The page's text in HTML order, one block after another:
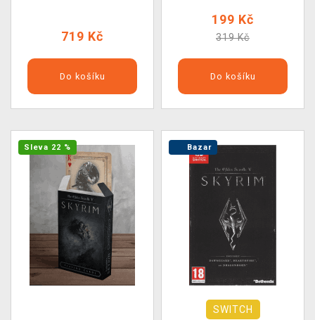
719 Kč
Do košíku
199 Kč
319 Kč
Do košíku
Sleva 22 % Bazar
SWITCH